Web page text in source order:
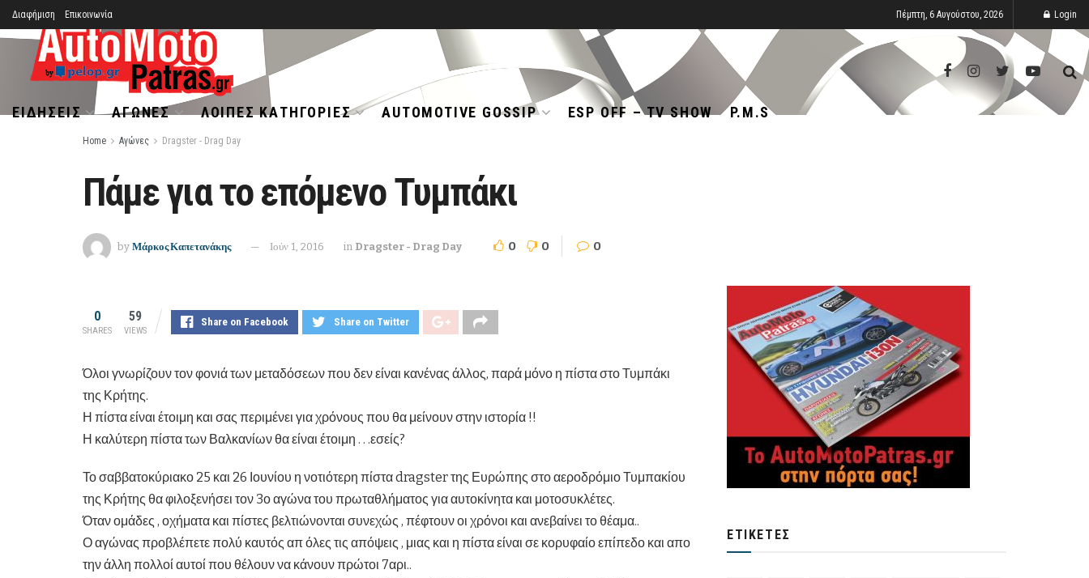
Διαφήμιση Επικοινωνία Πέμπτη, 6 Αυγούστου, 2026 Login
ΕΙΔΉΣΕΙΣ ΑΓΏΝΕΣ ΛΟΙΠΈΣ ΚΑΤΗΓΟΡΊΕΣ AUTOMOTIVE GOSSIP ESP OFF – TV SHOW P.M.S
Home Αγώνες Dragster - Drag Day
Πάμε για το επόμενο Τυμπάκι
by Μάρκος Καπετανάκης Ιούν 1, 2016 in Dragster - Drag Day 0 0 0
0
SHARES
59
VIEWS
Share on Facebook Share on Twitter
Όλοι γνωρίζουν τον φονιά των μεταδόσεων που δεν είναι κανένας άλλος, παρά μόνο η πίστα στο Τυμπάκι
της Κρήτης.
Η πίστα είναι έτοιμη και σας περιμένει για χρόνους που θα μείνουν στην ιστορία !!
Η καλύτερη πίστα των Βαλκανίων θα είναι έτοιμη . . .εσείς?
Το σαββατοκύριακο 25 και 26 Ιουνίου η νοτιότερη πίστα dragster της Ευρώπης στο αεροδρόμιο Τυμπακίου
της Κρήτης θα φιλοξενήσει τον 3ο αγώνα του πρωταθλήματος για αυτοκίνητα και μοτοσυκλέτες.
Όταν ομάδες , οχήματα και πίστες βελτιώνονται συνεχώς , πέφτουν οι χρόνοι και ανεβαίνει το θέαμα..
Ο αγώνας προβλέπετε πολύ καυτός απ όλες τις απόψεις , μιας και η πίστα είναι σε κορυφαίο επίπεδο και απο
την άλλη πολλοί αυτοί που θέλουν να κάνουν πρώτοι 7αρι..
ΕΤΙΚΈΤΕΣ